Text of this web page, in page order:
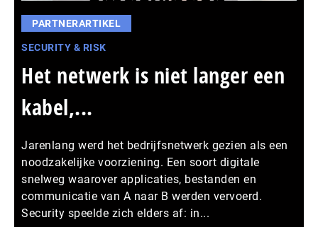
PARTNERARTIKEL
SECURITY & RISK
Het netwerk is niet langer een
kabel,...
Jarenlang werd het bedrijfsnetwerk gezien als een
noodzakelijke voorziening. Een soort digitale
snelweg waarover applicaties, bestanden en
communicatie van A naar B werden vervoerd.
Security speelde zich elders af: in...